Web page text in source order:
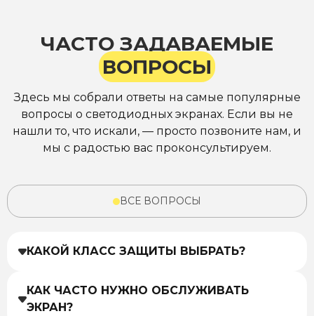
длительным.
ЧАСТО ЗАДАВАЕМЫЕ
ВОПРОСЫ
Здесь мы собрали ответы на самые популярные
вопросы о светодиодных экранах. Если вы не
нашли то, что искали, — просто позвоните нам, и
мы с радостью вас проконсультируем.
ВСЕ ВОПРОСЫ
КАКОЙ КЛАСС ЗАЩИТЫ ВЫБРАТЬ?
КАК ЧАСТО НУЖНО ОБСЛУЖИВАТЬ
ЭКРАН?